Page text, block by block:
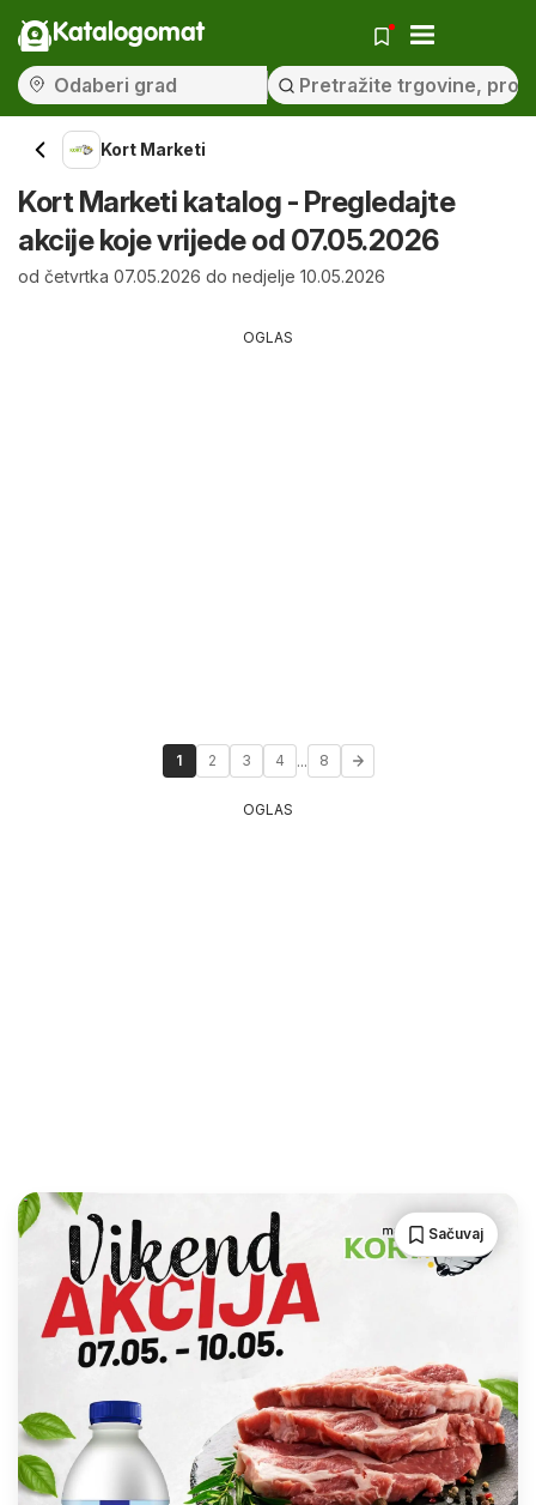
Katalogomat
Kort Marketi
Kort Marketi katalog - Pregledajte
akcije koje vrijede od 07.05.2026
od četvrtka 07.05.2026 do nedjelje 10.05.2026
OGLAS
1 2 3 4 ... 8
OGLAS
Sačuvaj